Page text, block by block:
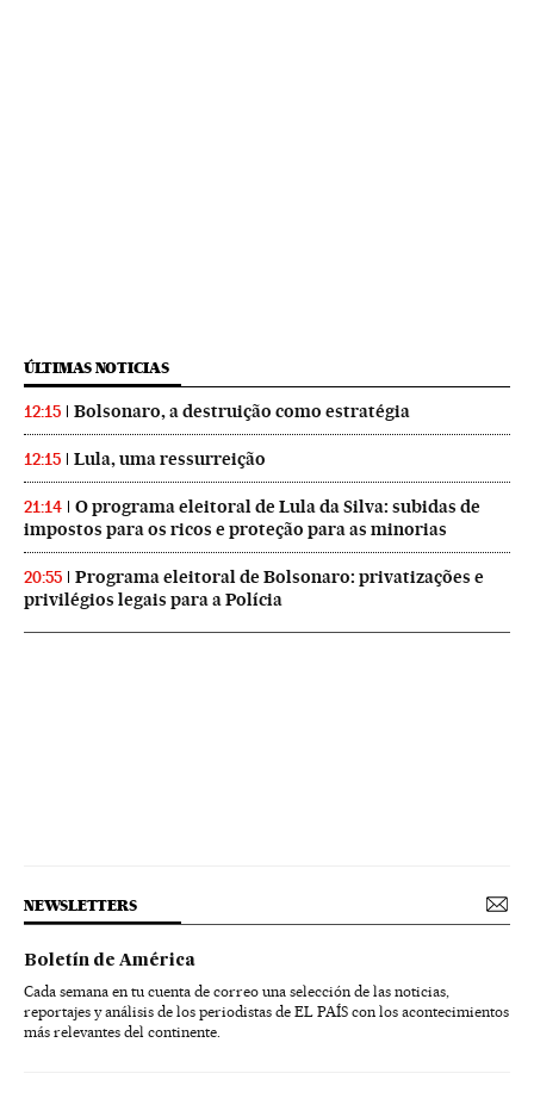
ÚLTIMAS NOTICIAS
12:15 Bolsonaro, a destruição como estratégia
12:15 Lula, uma ressurreição
21:14
O programa eleitoral de Lula da Silva: subidas de
impostos para os ricos e proteção para as minorias
20:55
Programa eleitoral de Bolsonaro: privatizações e
privilégios legais para a Polícia
NEWSLETTERS
Boletín de América
Cada semana en tu cuenta de correo una selección de las noticias,
reportajes y análisis de los periodistas de EL PAÍS con los acontecimientos
más relevantes del continente.